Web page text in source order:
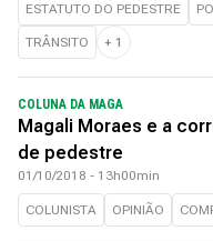
ESTATUTO DO PEDESTRE
TRÂNSITO + 1
COLUNA DA MAGA
Magali Moraes e a
de pedestre
01/10/2018 - 13h00min
COLUNISTA OPINIÃO